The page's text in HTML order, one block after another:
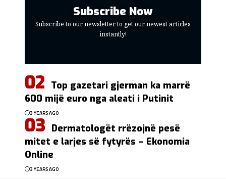
Subscribe Now
Subscribe to our newsletter to get our newest articles
instantly!
Top gazetari gjerman ka marrë
600 mijë euro nga aleati i Putinit
3 YEARS AGO
Dermatologët rrëzojnë pesë
mitet e larjes së fytyrës – Ekonomia
Online
3 YEARS AGO